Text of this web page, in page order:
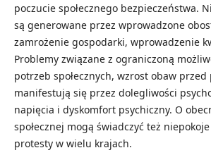
poczucie społecznego bezpieczeństwa.
są generowane przez wprowadzone
zamrożenie gospodarki, wprowadzenie
Problemy związane z ograniczoną
potrzeb społecznych, wzrost obaw przed
manifestują się przez dolegliwości
napięcia i dyskomfort psychiczny. O
społecznej mogą świadczyć też niepokoje
protesty w wielu krajach.